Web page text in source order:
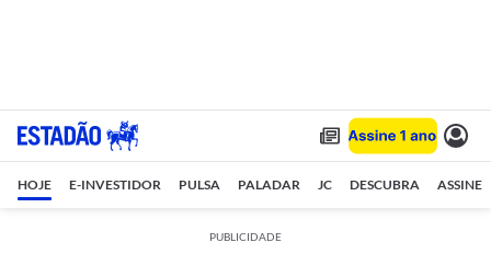
HOJE E-INVESTIDOR PULSA PALADAR JC DESCUBRA ASSINE
PUBLICIDADE